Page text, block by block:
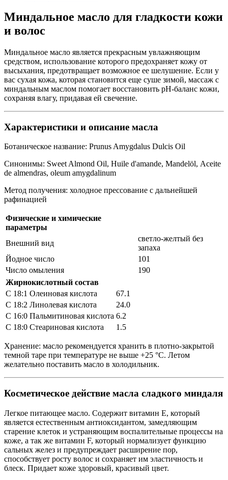
Миндальное масло для гладкости кожи
и волос
Миндальное масло является прекрасным увлажняющим
средством, использование которого предохраняет кожу от
высыхания, предотвращает возможное ее шелушение. Если у
вас сухая кожа, которая становится еще суше зимой, массаж с
миндальным маслом помогает восстановить pH-баланс кожи,
сохраняя влагу, придавая ей свечение.
Характеристики и описание масла
Ботаническое название: Prunus Amygdalus Dulcis Oil
Синонимы: Sweet Almond Oil, Huile d'amande, Mandelöl, Aceite
de almendras, oleum amygdalinum
Метод получения: холодное прессование с дальнейшей
рафинацией
Физические и химические
параметры
Внешний вид
светло-желтый без
запаха
Йодное число
101
Число омыления
190
Жирнокислотный состав
С 18:1 Олеиновая кислота
67.1
С 18:2 Линолевая кислота
24.0
С 16:0 Пальмитиновая кислота 6.2
С 18:0 Стеариновая кислота
1.5
Хранение: масло рекомендуется хранить в плотно-закрытой
темной таре при температуре не выше +25 °С. Летом
желательно поставить масло в холодильник.
Косметическое действие масла сладкого миндаля
Легкое питающее масло. Содержит витамин Е, который
является естественным антиоксидантом, замедляющим
старение клеток и устраняющим воспалительные процессы на
коже, а так же витамин F, который нормализует функцию
сальных желез и предупреждает расширение пор,
способствует росту волос и сохраняет им эластичность и
блеск. Придает коже здоровый, красивый цвет.